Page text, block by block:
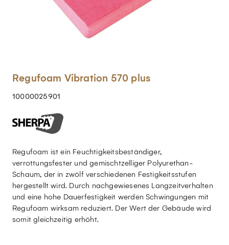
Regufoam Vibration 570 plus
10000025901
Regufoam ist ein Feuchtigkeitsbeständiger,
verrottungsfester und gemischtzelliger Polyurethan-
Schaum, der in zwölf verschiedenen Festigkeitsstufen
hergestellt wird. Durch nachgewiesenes Langzeitverhalten
und eine hohe Dauerfestigkeit werden Schwingungen mit
Regufoam wirksam reduziert. Der Wert der Gebäude wird
somit gleichzeitig erhöht.